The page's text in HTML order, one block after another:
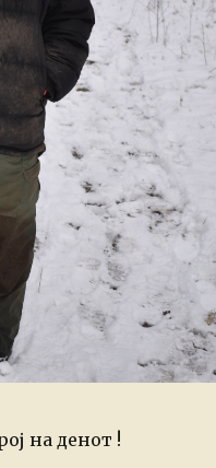
на денот !